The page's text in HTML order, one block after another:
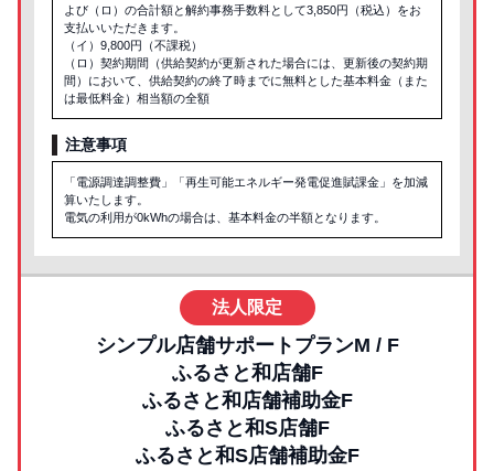
よび（ロ）の合計額と解約事務手数料として3,850円（税込）をお
支払いいただきます。
（イ）9,800円（不課税）
（ロ）契約期間（供給契約が更新された場合には、更新後の契約期
間）において、供給契約の終了時までに無料とした基本料金（また
は最低料金）相当額の全額
注意事項
「電源調達調整費」「再生可能エネルギー発電促進賦課金」を加減
算いたします。
電気の利用が0kWhの場合は、基本料金の半額となります。
シンプル店舗サポートプランM / F
ふるさと和店舗F
ふるさと和店舗補助金F
ふるさと和S店舗F
ふるさと和S店舗補助金F
法人限定